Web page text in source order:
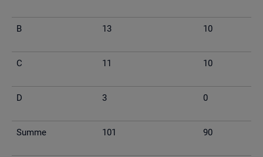
B 13 10
C 11 10
D 3 0
Summe 101 90